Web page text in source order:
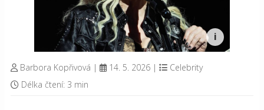
Barbora Kopřivová | 14. 5. 2026 |
Celebrity
Délka čtení: 3 min